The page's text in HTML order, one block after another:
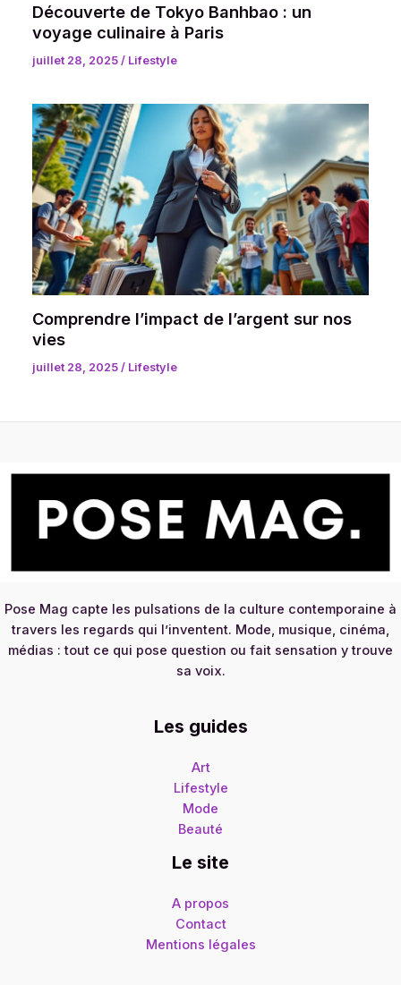
Découverte de Tokyo Banhbao : un
voyage culinaire à Paris
juillet 28, 2025 / Lifestyle
Comprendre l’impact de l’argent sur nos
vies
juillet 28, 2025 / Lifestyle
Pose Mag capte les pulsations de la culture contemporaine à
travers les regards qui l’inventent. Mode, musique, cinéma,
médias : tout ce qui pose question ou fait sensation y trouve
sa voix.
Les guides
Art
Lifestyle
Mode
Beauté
Le site
A propos
Contact
Mentions légales